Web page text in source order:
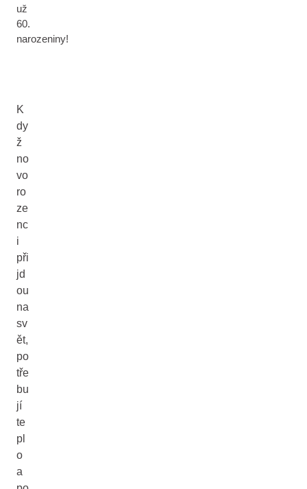
už
60.
narozeniny!
K
dy
ž
no
vo
ro
ze
nc
i
při
jd
ou
na
sv
ět,
po
tře
bu
jí
te
pl
o
a